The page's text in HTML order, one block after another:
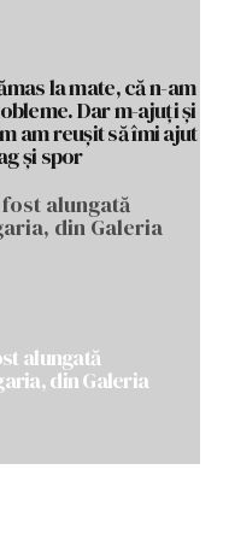
la mate, că n-am
Dar m-ajuți și
am reușit să îmi ajut
și spor
alungată
din Galeria